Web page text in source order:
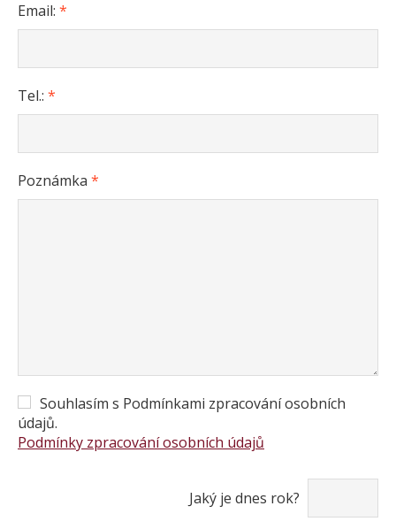
Email: *
Tel.: *
Poznámka *
Souhlasím s Podmínkami zpracování osobních
údajů.
Podmínky zpracování osobních údajů
Jaký je dnes rok?